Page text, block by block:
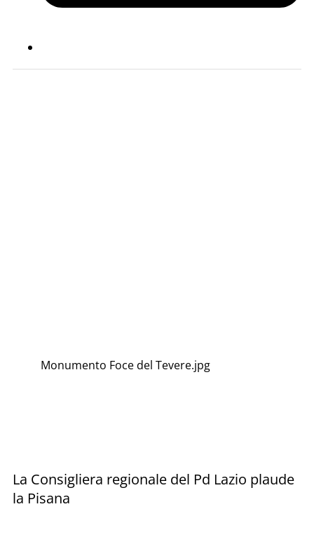
Monumento Foce del Tevere.jpg
La Consigliera regionale del Pd Lazio plaude
la Pisana